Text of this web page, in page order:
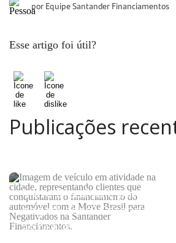
por Equipe Santander Financiamentos
Esse artigo foi útil?
Publicações
Move Brasil vale para
negativados? Entenda
as regras do programa